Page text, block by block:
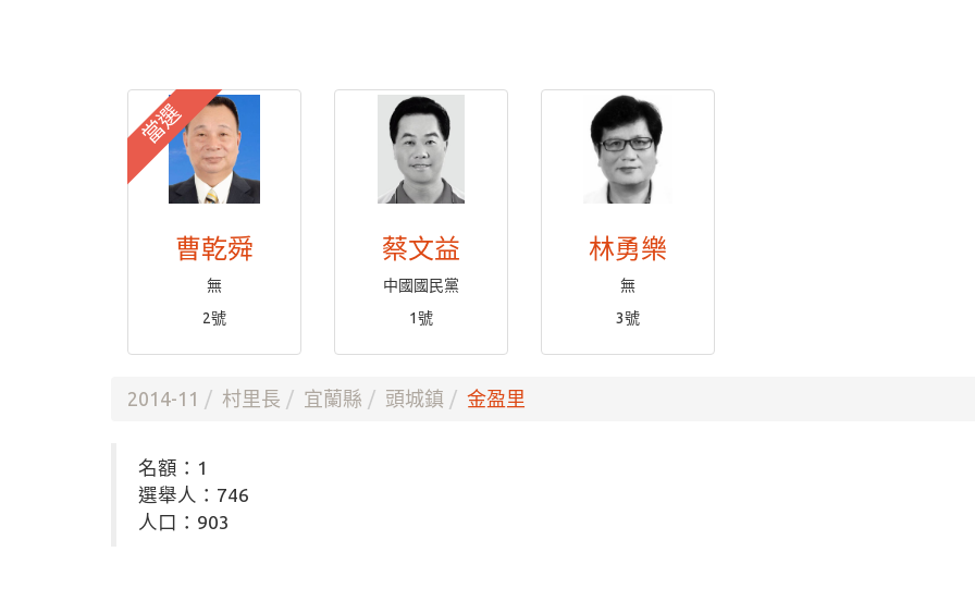
當選
曹乾舜
無
2號
蔡文益
中國國民黨
1號
林勇樂
無
3號
2014-11 村里長 宜蘭縣 頭城鎮 金盈里
名額：1
選舉人：746
人口：903